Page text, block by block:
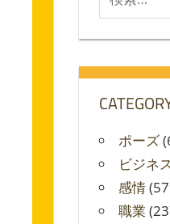
索
対
ポーズ
ビジネ
感情
職業